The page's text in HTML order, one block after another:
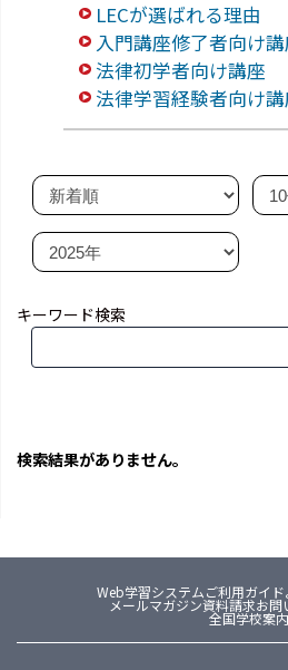
LECが選ばれる理由
入門講座修了者向け
法律初学者向け講座
法律学習経験者向け
キーワード検索
検索結果がありません。
Web学習システムご利用ガイド
メールマガジン資料請求お問
全国学校案内